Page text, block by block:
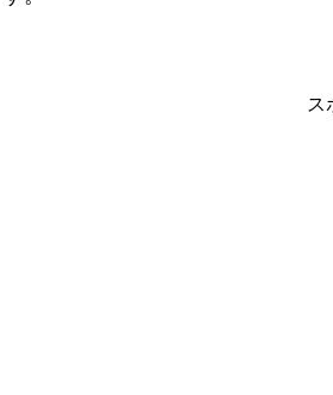
ス